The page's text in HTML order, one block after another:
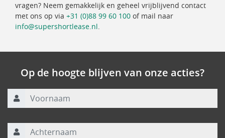
vragen? Neem gemakkelijk en geheel vrijblijvend contact
met ons op via +31 (0)88 99 60 100 of mail naar
info@supershortlease.nl.
Op de hoogte blijven van onze acties?